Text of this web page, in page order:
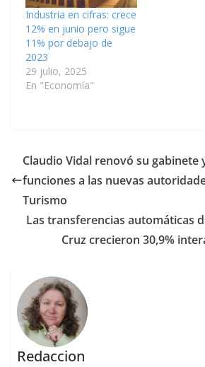
Industria en cifras: crece
12% en junio pero sigue
11% por debajo de
2023
29 julio, 2025
En "Economía"
Claudio Vidal renovó su gabinete
funciones a las nuevas
Turismo
Las transferencias automáticas
Cruz crecieron 30,9%
Redaccion